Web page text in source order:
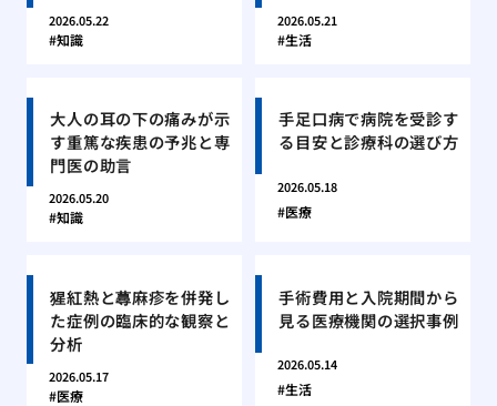
2026.05.22
知識
2026.05.21
生活
大人の耳の下の痛みが示
す重篤な疾患の予兆と専
門医の助言
2026.05.20
知識
手足口病で病院を受診す
る目安と診療科の選び方
2026.05.18
医療
猩紅熱と蕁麻疹を併発し
た症例の臨床的な観察と
分析
2026.05.17
医療
手術費用と入院期間から
見る医療機関の選択事例
2026.05.14
生活